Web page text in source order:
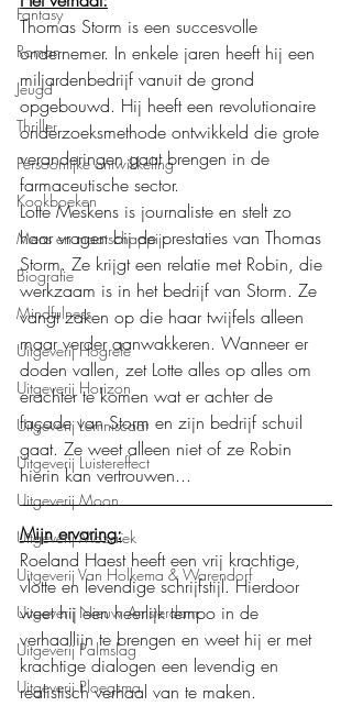
Fantasy
Roman
Jeugd
Thriller
Persoonlijke ontwikkeling
Kookboeken
Mens en maatschappij
Biografie
Mindfulness
Uitgeverij Hogrefe
Uitgeverij Horizon
Uitgeverij Lemniscaat
Uitgeverij Luistereffect
Uitgeverij Moon
Uitgeverij Mozaïek
Uitgeverij Van Holkema & Warendorf
Uitgeverij Nieuw Amsterdam
Uitgeverij Palmslag
Uitgeverij Ploegsma
Thomas Storm is een succesvolle
ondernemer. In enkele jaren heeft hij een
miljardenbedrijf vanuit de grond
opgebouwd. Hij heeft een revolutionaire
onderzoeksmethode ontwikkeld die grote
veranderingen gaat brengen in de
farmaceutische sector.
Lotte Meskens is journaliste en stelt zo
haar vragen bij de prestaties van Thomas
Storm. Ze krijgt een relatie met Robin, die
werkzaam is in het bedrijf van Storm. Ze
vangt zaken op die haar twijfels alleen
maar verder aanwakkeren. Wanneer er
doden vallen, zet Lotte alles op alles om
erachter te komen wat er achter de
façade van Storm en zijn bedrijf schuil
gaat. Ze weet alleen niet of ze Robin
hierin kan vertrouwen...
Mijn ervaring:
Roeland Haest heeft een vrij krachtige,
vlotte en levendige schrijfstijl. Hierdoor
weet hij een heerlijk tempo in de
verhaallijn te brengen en weet hij er met
krachtige dialogen een levendig en
realistisch verhaal van te maken.